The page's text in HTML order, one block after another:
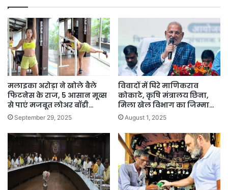
मलाइका अरोड़ा ने खोले बैले
फिटनेस के राज, 5 आसान मूव्स
से पाएं मजबूत लोअर बॉडी…
September 29, 2025
विवादों में घिरे माणिकराव
कोकाटे, कृषि मंत्रालय छिना,
मिला खेल विभाग का जिम्मा…
August 1, 2025